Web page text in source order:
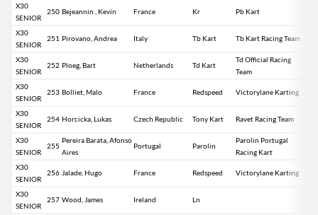
X30
SENIOR
250 Bejeannin , Kevin France Kr Pb Kart
X30
SENIOR
251 Pirovano, Andrea Italy Tb Kart Tb Kart Racing Team
X30
SENIOR
252 Ploeg, Bart Netherlands Td Kart
Td Official Racing
Team
X30
SENIOR
253 Bolliet, Malo France Redspeed Victorylane Karting
X30
SENIOR
254 Horcicka, Lukas Czech Republic Tony Kart Ravet Racing Team
X30
SENIOR
255
Pereira Barata, Afonso
Aires
Portugal Parolin
Parolin Portugal
Racing Kart
X30
SENIOR
256 Jalade, Hugo France Redspeed Victorylane Karting
X30
SENIOR
257 Wood, James Ireland Ln